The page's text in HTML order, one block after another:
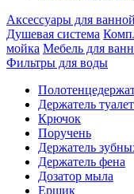
Аксессуары для ванной
Душевая система
мойка Мебель для
Фильтры для воды
Держатель
Крючок
Поручень
Держатель
Держатель фена
Дозатор мыла
Eршик